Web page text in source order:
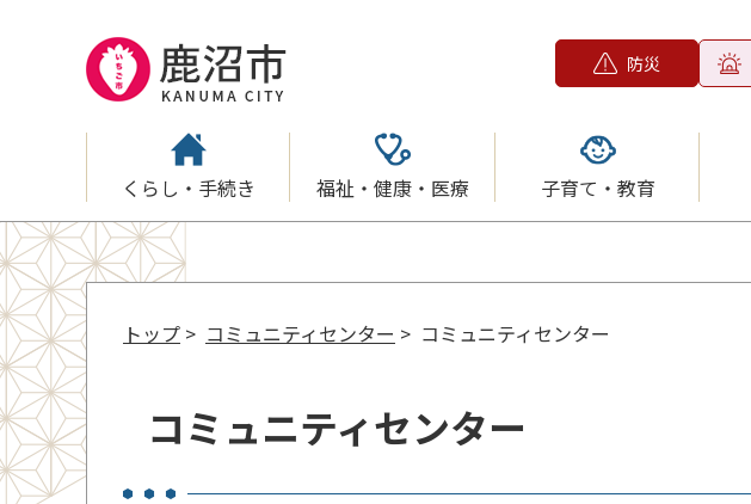
防災
くらし・手続き 福祉・健康・医療 子育て・教育
トップ > コミュニティセンター > コミュニティセンター
コミュニティセンター